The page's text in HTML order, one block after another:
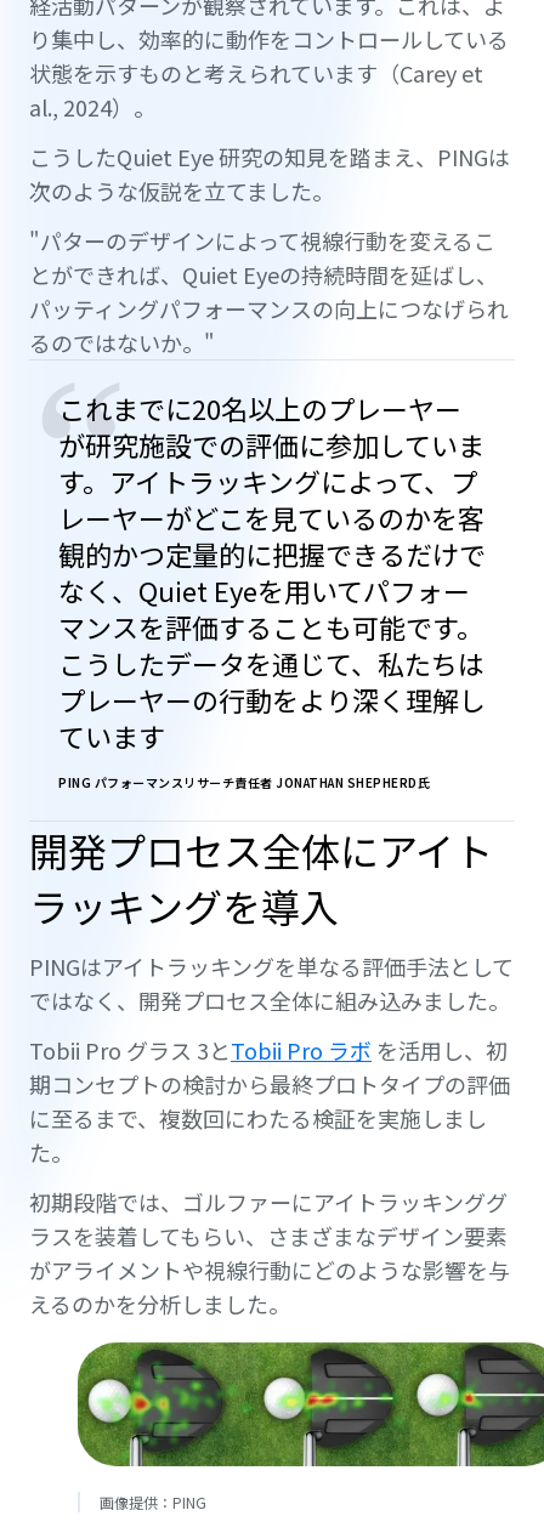
り集中し、効率的に動作をコントロールしている
状態を示すものと考えられています（Carey et
al., 2024）。
こうしたQuiet Eye 研究の知見を踏まえ、PINGは
次のような仮説を立てました。
"パターのデザインによって視線行動を変えるこ
とができれば、Quiet Eyeの持続時間を延ばし、
パッティングパフォーマンスの向上につなげられ
るのではないか。"
“
これまでに20名以上のプレーヤー
が研究施設での評価に参加していま
す。アイトラッキングによって、プ
レーヤーがどこを見ているのかを客
観的かつ定量的に把握できるだけで
なく、Quiet Eyeを用いてパフォー
マンスを評価することも可能です。
こうしたデータを通じて、私たちは
プレーヤーの行動をより深く理解し
ています
PING パフォーマンスリサーチ責任者 JONATHAN SHEPHERD氏
開発プロセス全体にアイト
ラッキングを導入
PINGはアイトラッキングを単なる評価手法として
ではなく、開発プロセス全体に組み込みました。
Tobii Pro グラス 3とTobii Pro ラボ を活用し、初
期コンセプトの検討から最終プロトタイプの評価
に至るまで、複数回にわたる検証を実施しまし
た。
初期段階では、ゴルファーにアイトラッキンググ
ラスを装着してもらい、さまざまなデザイン要素
がアライメントや視線行動にどのような影響を与
えるのかを分析しました。
画像提供：PING